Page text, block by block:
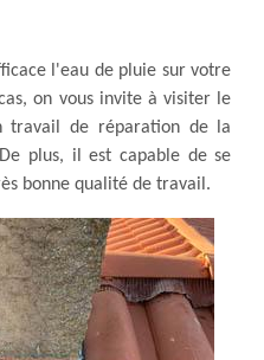
l'eau de pluie sur votre
on vous invite à visiter le
travail de réparation de la
plus, il est capable de se
bonne qualité de travail.